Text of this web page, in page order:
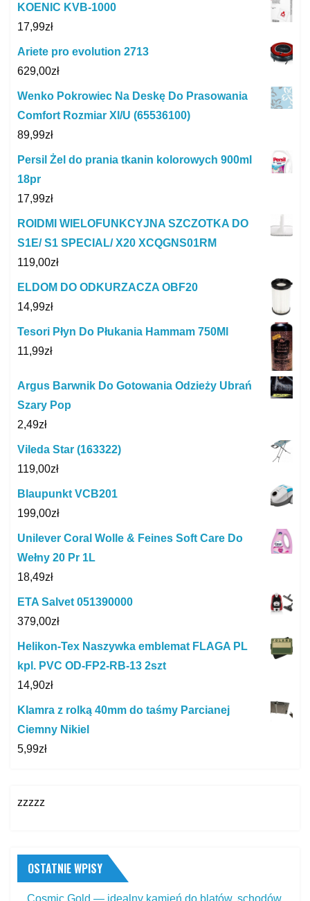
KOENIC KVB-1000
17,99zł
Ariete pro evolution 2713
629,00zł
Wenko Pokrowiec Na Deskę Do Prasowania
Comfort Rozmiar Xl/U (65536100)
89,99zł
Persil Żel do prania tkanin kolorowych 900ml
18pr
17,99zł
ROIDMI WIELOFUNKCYJNA SZCZOTKA DO
S1E/ S1 SPECIAL/ X20 XCQGNS01RM
119,00zł
ELDOM DO ODKURZACZA OBF20
14,99zł
Tesori Płyn Do Płukania Hammam 750Ml
11,99zł
Argus Barwnik Do Gotowania Odzieży Ubrań
Szary Pop
2,49zł
Vileda Star (163322)
119,00zł
Blaupunkt VCB201
199,00zł
Unilever Coral Wolle & Feines Soft Care Do
Wełny 20 Pr 1L
18,49zł
ETA Salvet 051390000
379,00zł
Helikon-Tex Naszywka emblemat FLAGA PL
kpl. PVC OD-FP2-RB-13 2szt
14,90zł
Klamra z rolką 40mm do taśmy Parcianej
Ciemny Nikiel
5,99zł
zzzzz
OSTATNIE WPISY
Cosmic Gold — idealny kamień do blatów, schodów,